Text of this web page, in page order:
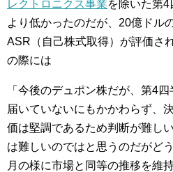
レクトロニクス事業を除いた第
より低かったのだが、20億ドル
ASR（自己株式取得）が評価さ
の際には
「今後のデュポン株だが、第4
届いていないにもかかわらず、
価は堅調であるため判断が難し
は難しいのではと思うのだがど
月の様に市場と同等の推移を維